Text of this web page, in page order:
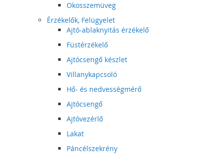
Okosszemüveg
Érzékelők, Felügyelet
Ajtó-ablaknyitás érzékelő
Füstérzékelő
Ajtócsengő készlet
Villanykapcsoló
Hő- és nedvességmérő
Ajtócsengő
Ajtóvezérlő
Lakat
Páncélszekrény